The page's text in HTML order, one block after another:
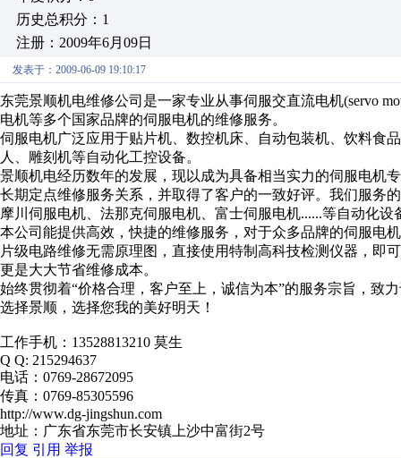
历史总积分：1
注册：2009年6月09日
发表于：2009-06-09 19:10:17
东莞景顺机电维修公司是一家专业从事伺服交直流电机(servo
电机等多个国家品牌的伺服电机的维修服务。
伺服电机广泛应用于贴片机、数控机床、自动包装机、饮料食
人、雕刻机等自动化工控设备。
景顺机电经历数年的发展，现以成为具备相当实力的伺服电机
长期定点维修服务关系，并取得了客户的一致好评。我们服务
摩川伺服电机、法那克伺服电机、富士伺服电机......等自动化设
本公司能提供高效，快捷的维修服务，对于众多品牌的伺服电
片级电路维修无需原理图，直接使用特制高科技检测仪器，即
更是大大节省维修成本。
始终贯彻着“价格合理，客户至上，诚信为本”的服务宗旨，致
选择景顺，选择您我的美好明天！
工作手机：13528813210 莫生
Q Q: 215294637
电话：0769-28672095
传真：0769-85305596
http://www.dg-jingshun.com
地址：广东省东莞市长安镇上沙中富街2号
回复 引用 举报